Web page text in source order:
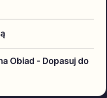
Obiad - Dopasuj do